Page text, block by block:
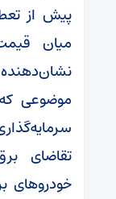
پیش از
میان
موضوعی
تقاضای
خودرو‌های